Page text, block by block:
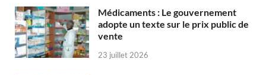
Médicaments : Le gouvernement
adopte un texte sur le prix public de
vente
23 juillet 2026